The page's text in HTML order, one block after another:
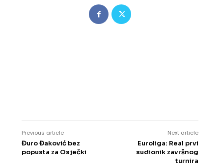
Previous article
Đuro Đaković bez
popusta za Osječki
Next article
Euroliga: Real prvi
sudionik završnog
turnira